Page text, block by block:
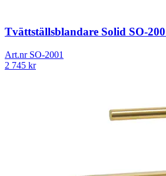
Tvättställsblandare Solid SO-
Art.nr SO-2001
2 745 kr